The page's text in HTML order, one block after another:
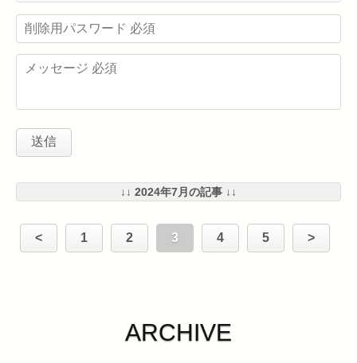
↓↓ 2024年7月の記事 ↓↓
< 1 2 3 4 5 >
ARCHIVE